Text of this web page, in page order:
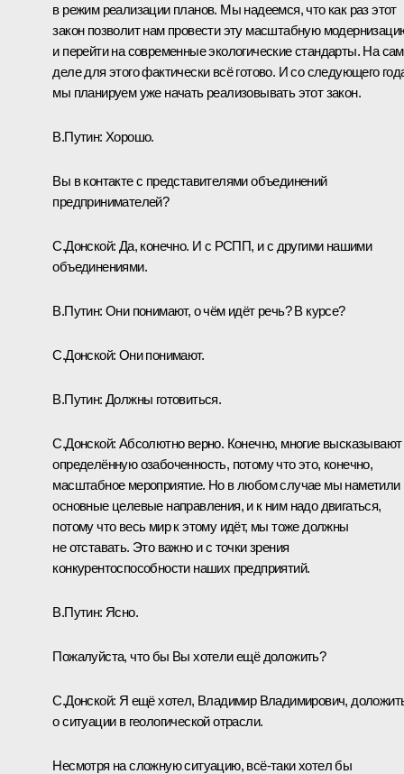
в режим реализации планов. Мы надеемся, что как раз этот
закон позволит нам провести эту масштабную
и перейти на современные экологические стандарты. На
деле для этого фактически всё готово. И со следующего
мы планируем уже начать реализовывать этот закон.
В.Путин: Хорошо.
Вы в контакте с представителями объединений
предпринимателей?
С.Донской: Да, конечно. И с РСПП, и с другими нашими
объединениями.
В.Путин: Они понимают, о чём идёт речь? В курсе?
С.Донской: Они понимают.
В.Путин: Должны готовиться.
С.Донской: Абсолютно верно. Конечно, многие высказывают
определённую озабоченность, потому что это, конечно,
масштабное мероприятие. Но в любом случае мы наметили
основные целевые направления, и к ним надо двигаться,
потому что весь мир к этому идёт, мы тоже должны
не отставать. Это важно и с точки зрения
конкурентоспособности наших предприятий.
В.Путин: Ясно.
Пожалуйста, что бы Вы хотели ещё доложить?
С.Донской: Я ещё хотел, Владимир Владимирович,
о ситуации в геологической отрасли.
Несмотря на сложную ситуацию, всё‑таки хотел бы